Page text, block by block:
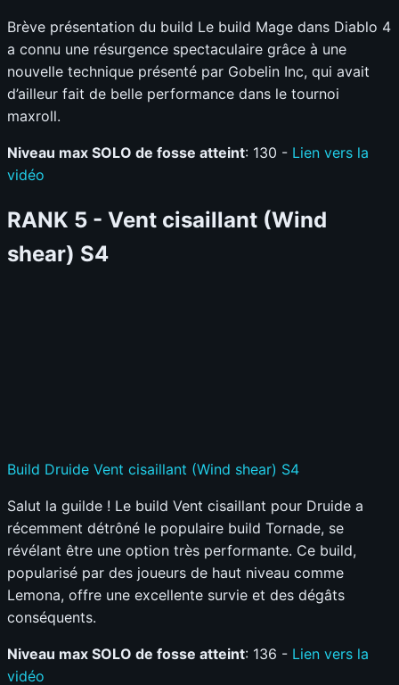
Brève présentation du build Le build Mage dans Diablo 4
a connu une résurgence spectaculaire grâce à une
nouvelle technique présenté par Gobelin Inc, qui avait
d’ailleur fait de belle performance dans le tournoi
maxroll.
Niveau max SOLO de fosse atteint: 130 - Lien vers la
vidéo
RANK 5 - Vent cisaillant (Wind
shear) S4
Build Druide Vent cisaillant (Wind shear) S4
Salut la guilde ! Le build Vent cisaillant pour Druide a
récemment détrôné le populaire build Tornade, se
révélant être une option très performante. Ce build,
popularisé par des joueurs de haut niveau comme
Lemona, offre une excellente survie et des dégâts
conséquents.
Niveau max SOLO de fosse atteint: 136 - Lien vers la
vidéo